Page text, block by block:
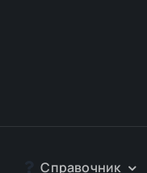
Справочник